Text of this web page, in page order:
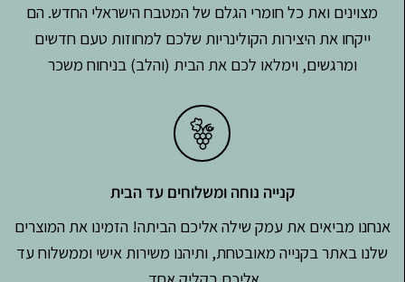
מצוינים ואת כל חומרי הגלם של המטבח הישראלי החדש. הם
ייקחו את היצירות הקולינריות שלכם למחוזות טעם חדשים
ומרגשים, וימלאו לכם את הבית (והלב) בניחוח משכר
קנייה נוחה ומשלוחים עד הבית
אנחנו מביאים את עמק שילה אליכם הביתה! הזמינו את המוצרים
שלנו באתר בקנייה מאובטחת, ותיהנו משירות אישי וממשלוח עד